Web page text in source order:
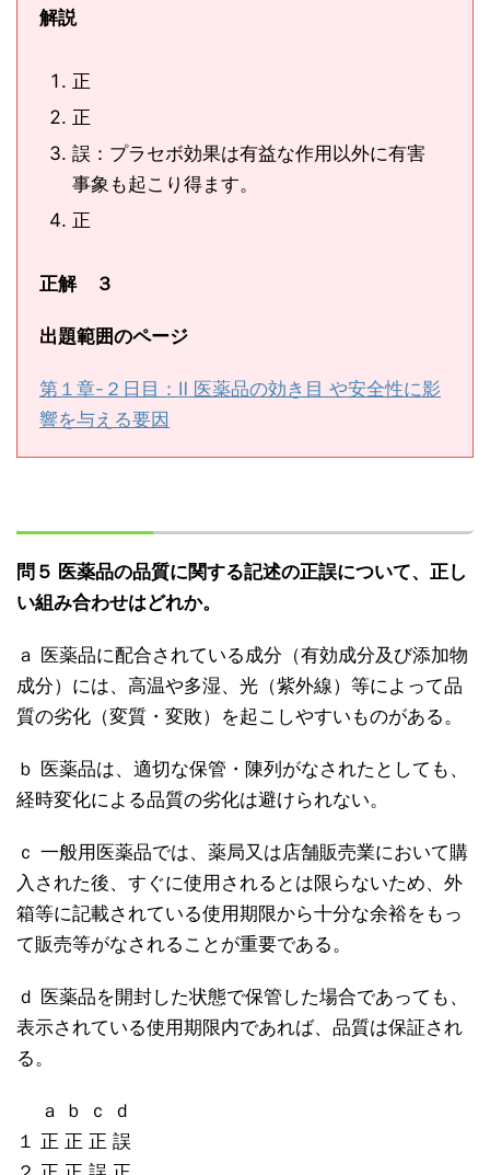
解説
正
正
誤：プラセボ効果は有益な作用以外に有害
事象も起こり得ます。
正
正解 ３
出題範囲のページ
第１章-２日目：Ⅱ 医薬品の効き目 や安全性に影
響を与える要因
問５ 医薬品の品質に関する記述の正誤について、正し
い組み合わせはどれか。
ａ 医薬品に配合されている成分（有効成分及び添加物
成分）には、高温や多湿、光（紫外線）等によって品
質の劣化（変質・変敗）を起こしやすいものがある。
ｂ 医薬品は、適切な保管・陳列がなされたとしても、
経時変化による品質の劣化は避けられない。
ｃ 一般用医薬品では、薬局又は店舗販売業において購
入された後、すぐに使用されるとは限らないため、外
箱等に記載されている使用期限から十分な余裕をもっ
て販売等がなされることが重要である。
ｄ 医薬品を開封した状態で保管した場合であっても、
表示されている使用期限内であれば、品質は保証され
る。
ａ ｂ ｃ ｄ
１ 正 正 正 誤